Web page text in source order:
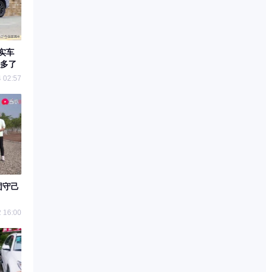
车
了
02:57
守己
16:00